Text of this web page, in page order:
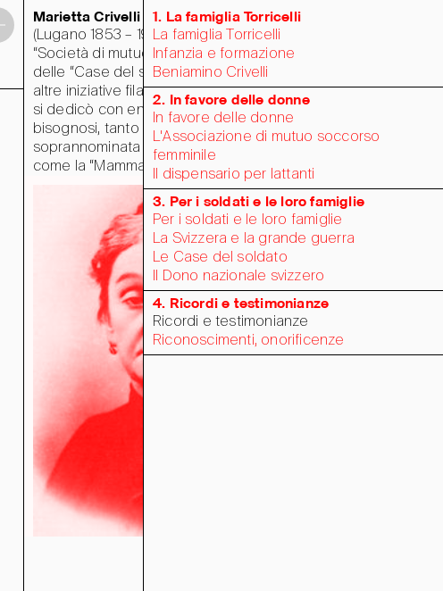
Marietta Crivelli Torricelli
(Lugano 1853 – 1928), fondatrice della
“Società di mutuo soccorso femminile”,
delle “Case del soldato” e di numerose
altre iniziative filantropiche, per tutta la vita
si dedicò con energia e abnegazione ai
bisognosi, tanto da essere
soprannominata e nota in tutto il Cantone
come la “Mamma dei poveri”.
1. La famiglia Torricelli
La famiglia Torricelli
Infanzia e formazione
Beniamino Crivelli
2. In favore delle donne
In favore delle donne
L'Associazione di mutuo soccorso
femminile
Il dispensario per lattanti
3. Per i soldati e le loro famiglie
Per i soldati e le loro famiglie
La Svizzera e la grande guerra
Le Case del soldato
Il Dono nazionale svizzero
4. Ricordi e testimonianze
Ricordi e testimonianze
Riconoscimenti, onorificenze